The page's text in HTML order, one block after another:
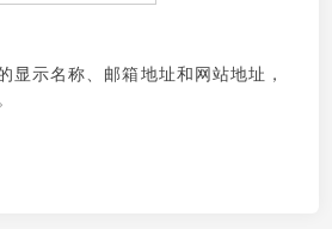
显示名称、邮箱地址和网站地址，